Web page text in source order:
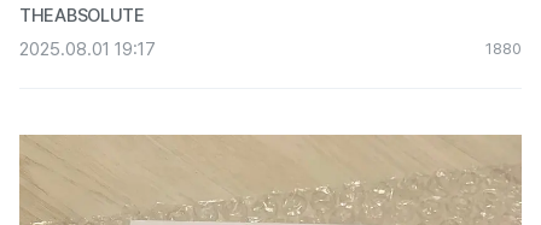
미드나이트) 현금지원 아정당 내돈내산 후기
THEABSOLUTE
2025.08.01 19:17
1880